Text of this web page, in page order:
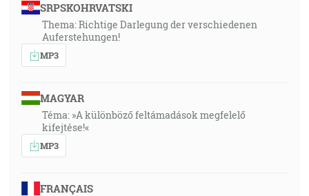
SRPSKOHRVATSKI
Thema: Richtige Darlegung der verschiedenen
Auferstehungen!
MP3
MAGYAR
Téma: »A különböző feltámadások megfelelő
kifejtése!«
MP3
FRANÇAIS